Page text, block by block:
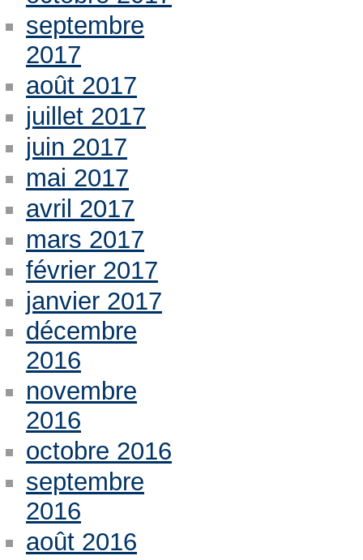
septembre
2017
août 2017
juillet 2017
juin 2017
mai 2017
avril 2017
mars 2017
février 2017
janvier 2017
décembre
2016
novembre
2016
octobre 2016
septembre
2016
août 2016